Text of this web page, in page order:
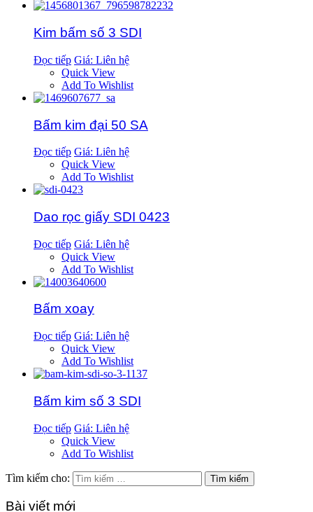
Kim bấm số 3 SDI
Đọc tiếp Giá: Liên hệ
Quick View
Add To Wishlist
Bấm kim đại 50 SA
Đọc tiếp Giá: Liên hệ
Quick View
Add To Wishlist
Dao rọc giấy SDI 0423
Đọc tiếp Giá: Liên hệ
Quick View
Add To Wishlist
Bấm xoay
Đọc tiếp Giá: Liên hệ
Quick View
Add To Wishlist
Bấm kim số 3 SDI
Đọc tiếp Giá: Liên hệ
Quick View
Add To Wishlist
Tìm kiếm cho:
Bài viết mới